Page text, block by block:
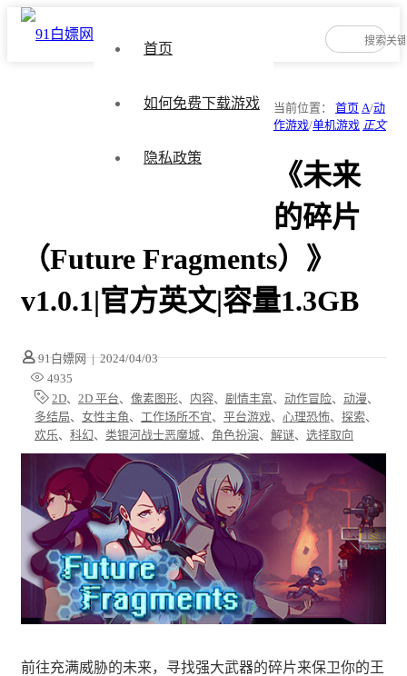
首页
如何免费下载游戏
隐私政策
当前位置： 首页 A/动
作游戏/单机游戏 正文
《未来
的碎片
（Future Fragments）》
v1.0.1|官方英文|容量1.3GB
91白嫖网 | 2024/04/03
4935
2D、 2D 平台、 像素图形、 内容、 剧情丰富、 动作冒险、 动漫、
多结局、 女性主角、 工作场所不宜、 平台游戏、 心理恐怖、 探索、
欢乐、 科幻、 类银河战士恶魔城、 角色扮演、 解谜、 选择取向
前往充满威胁的未来，寻找强大武器的碎片来保卫你的王